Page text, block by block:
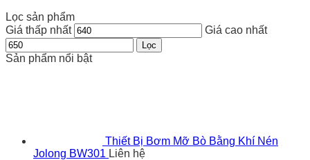
Lọc sản phẩm
Giá thấp nhất
Giá cao nhất
Lọc
Sản phẩm nổi bật
Thiết Bị Bơm Mỡ Bò Bằng Khí Nén
Jolong BW301 Liên hệ